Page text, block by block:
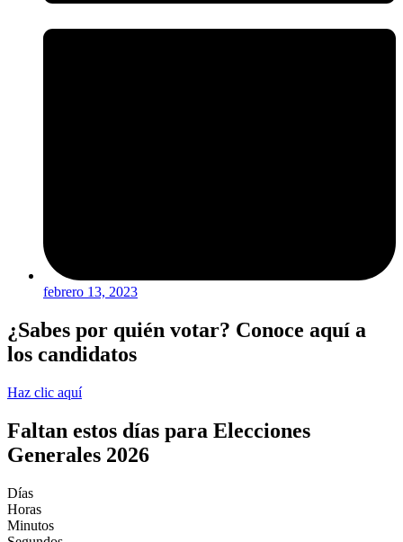
febrero 13, 2023
¿Sabes por quién votar? Conoce aquí a
los candidatos
Haz clic aquí
Faltan estos días para Elecciones
Generales 2026
Días
Horas
Minutos